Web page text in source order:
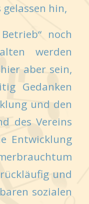
hin,
noch
werden
aber sein,
Gedanken
und den
des Vereins
Entwicklung
und
sozialen